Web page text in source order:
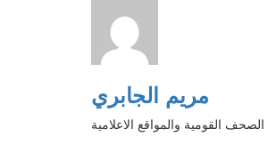
مريم الجابري
القومية والمواقع الاعلامية